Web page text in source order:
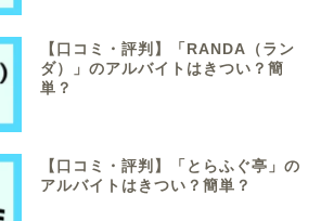
【口コミ・評判】「RANDA（ラン
ダ）」のアルバイトはきつい？簡
単？
【口コミ・評判】「とらふぐ亭」の
アルバイトはきつい？簡単？